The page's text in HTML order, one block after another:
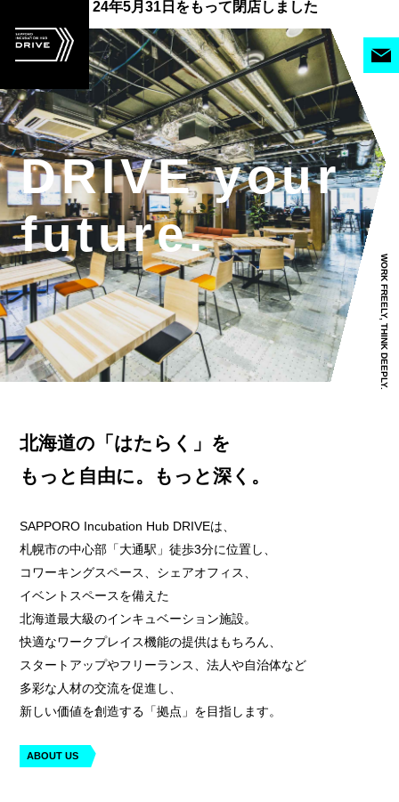
24年5月31日をもって閉店しました
WORK FREELY, THINK DEEPLY.
DRIVE your
future.
北海道の 「はたらく」を
もっと自由に。もっと深く。
SAPPORO Incubation Hub DRIVEは、
札幌市の中心部「大通駅」徒歩3分に位置し、
コワーキングスペース、シェアオフィス、
イベントスペースを備えた
北海道最大級のインキュベーション施設。
快適なワークプレイス機能の提供はもちろん、
スタートアップやフリーランス、法人や自治体など
多彩な人材の交流を促進し、
新しい価値を創造する「拠点」を目指します。
ABOUT US